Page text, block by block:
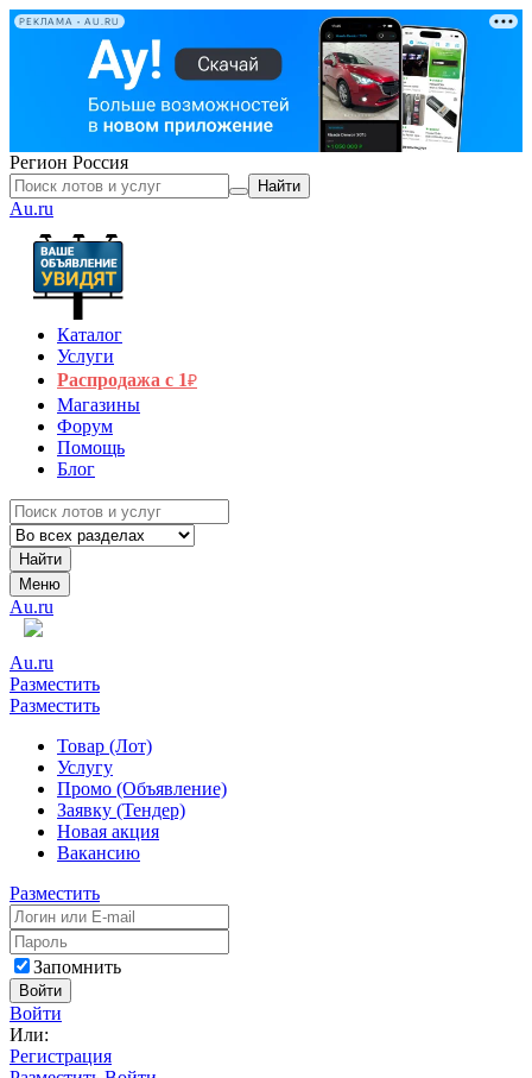
РЕКЛАМА • AU.RU
Регион Россия
Найти
Au.ru
Каталог
Услуги
Распродажа с 1₽
Магазины
Форум
Помощь
Блог
Найти
Меню
Au.ru
Au.ru
Разместить
Разместить
Товар (Лот)
Услугу
Промо (Объявление)
Заявку (Тендер)
Новая акция
Вакансию
Разместить
Запомнить
Войти
Войти
Или:
Регистрация